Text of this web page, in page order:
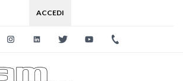
ACCEDI
FacebookInstagramLinkedinTwitter Youtube